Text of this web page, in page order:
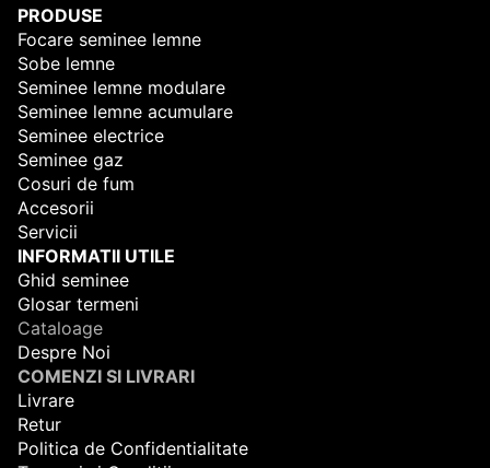
PRODUSE
Focare seminee lemne
Sobe lemne
Seminee lemne modulare
Seminee lemne acumulare
Seminee electrice
Seminee gaz
Cosuri de fum
Accesorii
Servicii
INFORMATII UTILE
Ghid seminee
Glosar termeni
Cataloage
Despre Noi
COMENZI SI LIVRARI
Livrare
Retur
Politica de Confidentialitate